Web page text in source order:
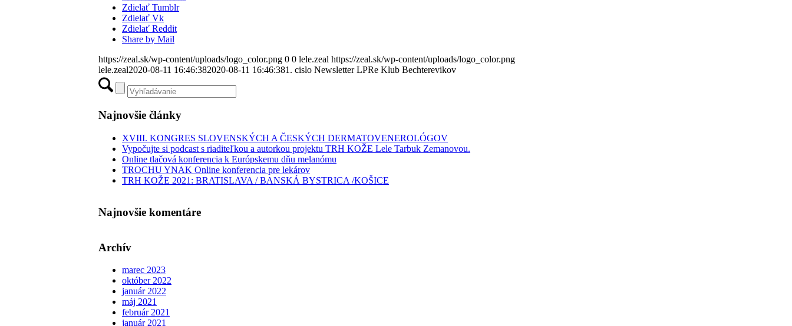
Zdielať Tumblr
Zdielať Vk
Zdielať Reddit
Share by Mail
https://zeal.sk/wp-content/uploads/logo_color.png 0 0 lele.zeal https://zeal.sk/wp-content/uploads/logo_color.png
lele.zeal2020-08-11 16:46:382020-08-11 16:46:381. cislo Newsletter LPRe Klub Bechterevikov
Najnovšie články
XVIII. KONGRES SLOVENSKÝCH A ČESKÝCH DERMATOVENEROLÓGOV
Vypočujte si podcast s riaditeľkou a autorkou projektu TRH KOŽE Lele Tarbuk Zemanovou.
Online tlačová konferencia k Európskemu dňu melanómu
TROCHU YNAK Online konferencia pre lekárov
TRH KOŽE 2021: BRATISLAVA / BANSKÁ BYSTRICA /KOŠICE
Najnovšie komentáre
Archív
marec 2023
október 2022
január 2022
máj 2021
február 2021
január 2021